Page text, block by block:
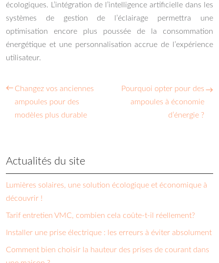
écologiques. L’intégration de l’intelligence artificielle dans les
systèmes de gestion de l’éclairage permettra une
optimisation encore plus poussée de la consommation
énergétique et une personnalisation accrue de l’expérience
utilisateur.
Changez vos anciennes
ampoules pour des
modèles plus durable
Pourquoi opter pour des
ampoules à économie
d’énergie ?
Actualités du site
Lumières solaires, une solution écologique et économique à
découvrir !
Tarif entretien VMC, combien cela coûte-t-il réellement?
Installer une prise électrique : les erreurs à éviter absolument
Comment bien choisir la hauteur des prises de courant dans